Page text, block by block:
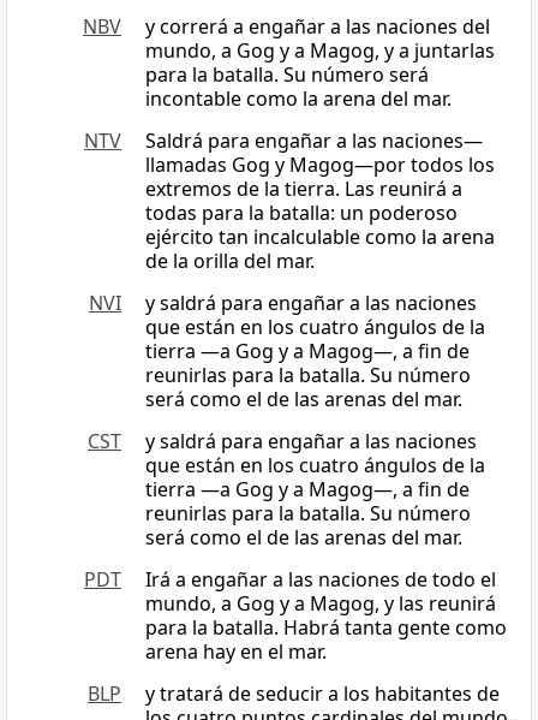
NBV
y correrá a engañar a las naciones del
mundo, a Gog y a Magog, y a juntarlas
para la batalla. Su número será
incontable como la arena del mar.
NTV
Saldrá para engañar a las naciones—
llamadas Gog y Magog—por todos los
extremos de la tierra. Las reunirá a
todas para la batalla: un poderoso
ejército tan incalculable como la arena
de la orilla del mar.
NVI
y saldrá para engañar a las naciones
que están en los cuatro ángulos de la
tierra —a Gog y a Magog—, a fin de
reunirlas para la batalla. Su número
será como el de las arenas del mar.
CST
y saldrá para engañar a las naciones
que están en los cuatro ángulos de la
tierra —a Gog y a Magog—, a fin de
reunirlas para la batalla. Su número
será como el de las arenas del mar.
PDT
Irá a engañar a las naciones de todo el
mundo, a Gog y a Magog, y las reunirá
para la batalla. Habrá tanta gente como
arena hay en el mar.
BLP
y tratará de seducir a los habitantes de